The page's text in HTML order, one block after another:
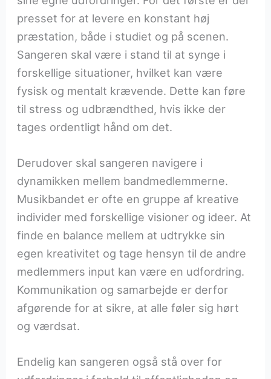
presset for at levere en konstant høj
præstation, både i studiet og på scenen.
Sangeren skal være i stand til at synge i
forskellige situationer, hvilket kan være
fysisk og mentalt krævende. Dette kan føre
til stress og udbrændthed, hvis ikke der
tages ordentligt hånd om det.
Derudover skal sangeren navigere i
dynamikken mellem bandmedlemmerne.
Musikbandet er ofte en gruppe af kreative
individer med forskellige visioner og ideer. At
finde en balance mellem at udtrykke sin
egen kreativitet og tage hensyn til de andre
medlemmers input kan være en udfordring.
Kommunikation og samarbejde er derfor
afgørende for at sikre, at alle føler sig hørt
og værdsat.
Endelig kan sangeren også stå over for